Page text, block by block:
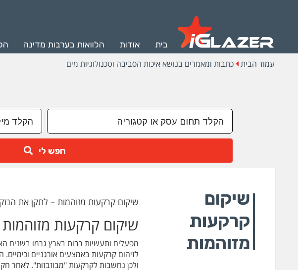
בית אודות הלוואות בערבות מדינה
עמוד הבית כתבות ומאמרים בנושא איכות הסביבה וטכנולוגיות מים
חפש לי
שיקום
קרקעות
מזוהמות
שיקום קרקעות מזוהמות – לתקן את
שיקום קרקעות מזוהמות
מפעלים ותעשיות רבות בארץ גרמו בשנים
לזיהום קרקעות באמצעים אורגניים